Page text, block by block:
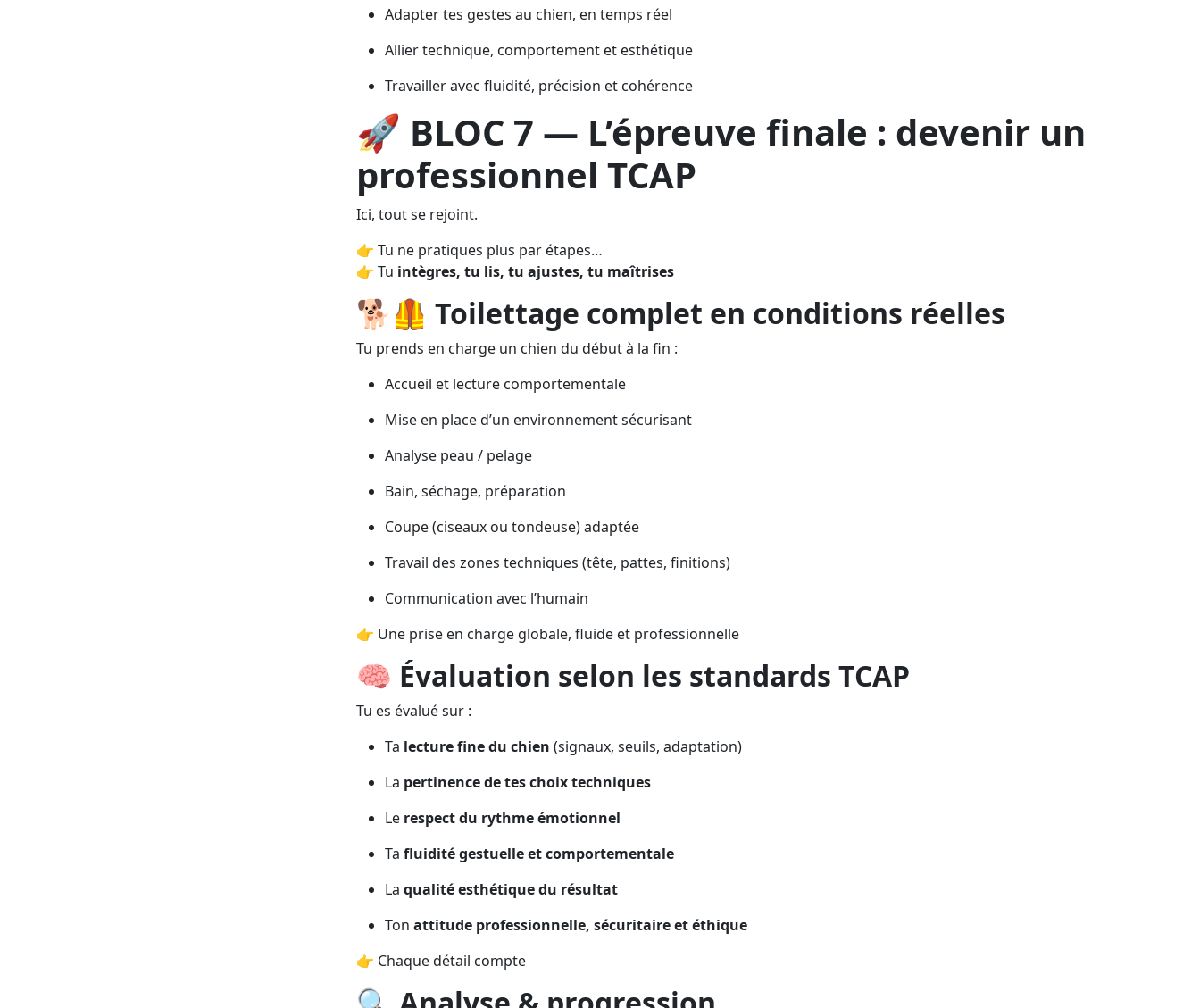
Adapter tes gestes au chien, en temps réel
Allier technique, comportement et esthétique
Travailler avec fluidité, précision et cohérence
🚀 BLOC 7 — L’épreuve finale : devenir un
professionnel TCAP
Ici, tout se rejoint.
👉 Tu ne pratiques plus par étapes…
👉 Tu intègres, tu lis, tu ajustes, tu maîtrises
🐕🦺 Toilettage complet en conditions réelles
Tu prends en charge un chien du début à la fin :
Accueil et lecture comportementale
Mise en place d’un environnement sécurisant
Analyse peau / pelage
Bain, séchage, préparation
Coupe (ciseaux ou tondeuse) adaptée
Travail des zones techniques (tête, pattes, finitions)
Communication avec l’humain
👉 Une prise en charge globale, fluide et professionnelle
🧠 Évaluation selon les standards TCAP
Tu es évalué sur :
Ta lecture fine du chien (signaux, seuils, adaptation)
La pertinence de tes choix techniques
Le respect du rythme émotionnel
Ta fluidité gestuelle et comportementale
La qualité esthétique du résultat
Ton attitude professionnelle, sécuritaire et éthique
👉 Chaque détail compte